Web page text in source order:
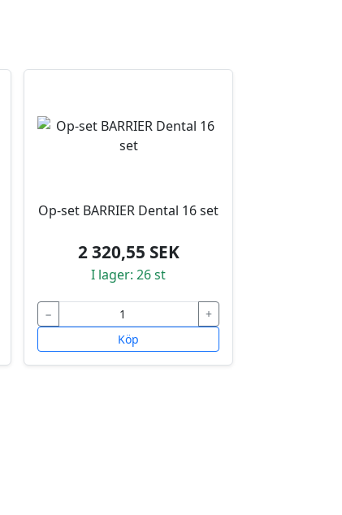
Op-set BARRIER Dental 16 set
2 320,55 SEK
I lager: 26 st
−
+
Köp